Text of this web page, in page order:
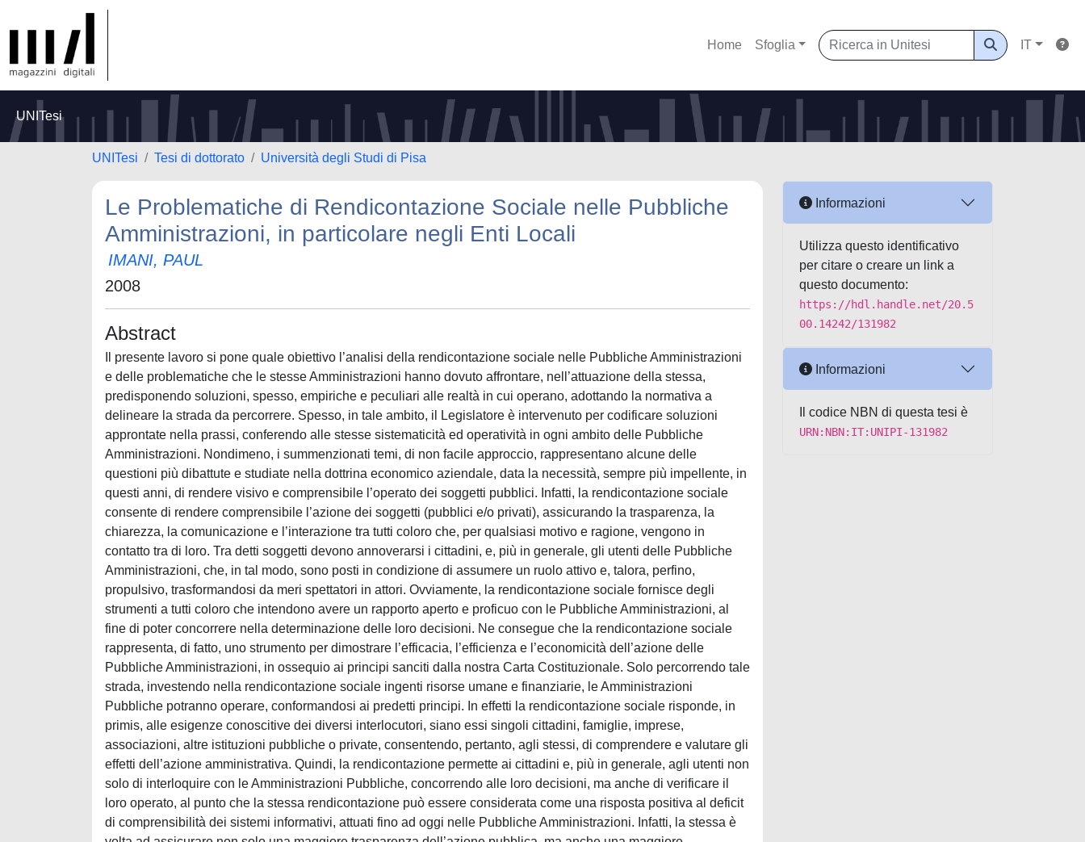
Home Sfoglia IT
UNITesi
UNITesi Tesi di dottorato Università degli Studi di Pisa
Le Problematiche di Rendicontazione Sociale nelle Pubbliche
Amministrazioni, in particolare negli Enti Locali
IMANI, PAUL
2008
Abstract
Il presente lavoro si pone quale obiettivo l’analisi della rendicontazione sociale nelle Pubbliche Amministrazioni
e delle problematiche che le stesse Amministrazioni hanno dovuto affrontare, nell’attuazione della stessa,
predisponendo soluzioni, spesso, empiriche e peculiari alle realtà in cui operano, adottando la normativa a
delineare la strada da percorrere. Spesso, in tale ambito, il Legislatore è intervenuto per codificare soluzioni
approntate nella prassi, conferendo alle stesse sistematicità ed operatività in ogni ambito delle Pubbliche
Amministrazioni. Nondimeno, i summenzionati temi, di non facile approccio, rappresentano alcune delle
questioni più dibattute e studiate nella dottrina economico aziendale, data la necessità, sempre più impellente, in
questi anni, di rendere visivo e comprensibile l’operato dei soggetti pubblici. Infatti, la rendicontazione sociale
consente di rendere comprensibile l’azione dei soggetti (pubblici e/o privati), assicurando la trasparenza, la
chiarezza, la comunicazione e l’interazione tra tutti coloro che, per qualsiasi motivo e ragione, vengono in
contatto tra di loro. Tra detti soggetti devono annoverarsi i cittadini, e, più in generale, gli utenti delle Pubbliche
Amministrazioni, che, in tal modo, sono posti in condizione di assumere un ruolo attivo e, talora, perfino,
propulsivo, trasformandosi da meri spettatori in attori. Ovviamente, la rendicontazione sociale fornisce degli
strumenti a tutti coloro che intendono avere un rapporto aperto e proficuo con le Pubbliche Amministrazioni, al
fine di poter concorrere nella determinazione delle loro decisioni. Ne consegue che la rendicontazione sociale
rappresenta, di fatto, uno strumento per dimostrare l’efficacia, l’efficienza e l’economicità dell’azione delle
Pubbliche Amministrazioni, in ossequio ai principi sanciti dalla nostra Carta Costituzionale. Solo percorrendo tale
strada, investendo nella rendicontazione sociale ingenti risorse umane e finanziarie, le Amministrazioni
Pubbliche potranno operare, conformandosi ai predetti principi. In effetti la rendicontazione sociale risponde, in
primis, alle esigenze conoscitive dei diversi interlocutori, siano essi singoli cittadini, famiglie, imprese,
associazioni, altre istituzioni pubbliche o private, consentendo, pertanto, agli stessi, di comprendere e valutare gli
effetti dell’azione amministrativa. Quindi, la rendicontazione permette ai cittadini e, più in generale, agli utenti non
solo di interloquire con le Amministrazioni Pubbliche, concorrendo alle loro decisioni, ma anche di verificare il
loro operato, al punto che la stessa rendicontazione può essere considerata come una risposta positiva al deficit
di comprensibilità dei sistemi informativi, attuati fino ad oggi nelle Pubbliche Amministrazioni. Infatti, la stessa è
Informazioni
Utilizza questo identificativo
per citare o creare un link a
questo documento:
https://hdl.handle.net/20.5
00.14242/131982
Informazioni
Il codice NBN di questa tesi è
URN:NBN:IT:UNIPI-131982